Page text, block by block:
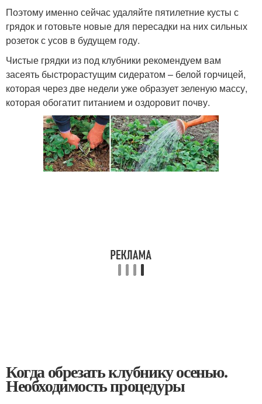
Поэтому именно сейчас удаляйте пятилетние кусты с
грядок и готовьте новые для пересадки на них сильных
розеток с усов в будущем году.
Чистые грядки из под клубники рекомендуем вам
засеять быстрорастущим сидератом – белой горчицей,
которая через две недели уже образует зеленую массу,
которая обогатит питанием и оздоровит почву.
Когда обрезать клубнику осенью.
Необходимость процедуры